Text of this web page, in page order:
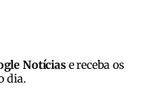
Notíciase receba os
dia.